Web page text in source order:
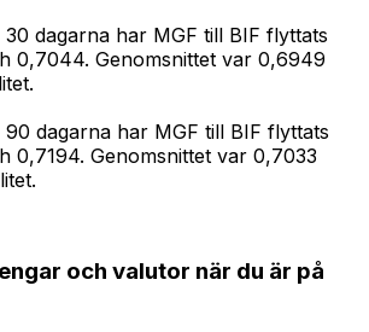
dagarna har MGF till BIF flyttats
0,7044. Genomsnittet var 0,6949
90 dagarna har MGF till BIF flyttats
0,7194. Genomsnittet var 0,7033
och valutor när du är på